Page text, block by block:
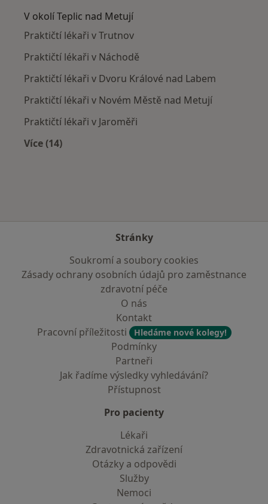
V okolí Teplic nad Metují
Praktičtí lékaři v Trutnov
Praktičtí lékaři v Náchodě
Praktičtí lékaři v Dvoru Králové nad Labem
Praktičtí lékaři v Novém Městě nad Metují
Praktičtí lékaři v Jaroměři
Více (14)
Stránky
Soukromí a soubory cookies
Zásady ochrany osobních údajů pro zaměstnance
zdravotní péče
O nás
Kontakt
Pracovní příležitosti
Hledáme nové kolegy!
Podmínky
Partneři
Jak řadíme výsledky vyhledávání?
Přístupnost
Pro pacienty
Lékaři
Zdravotnická zařízení
Otázky a odpovědi
Služby
Nemoci